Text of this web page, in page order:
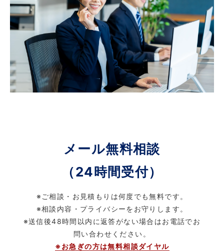
メール無料相談
（24時間受付）
※ご相談・お見積もりは何度でも無料です。
※相談内容・プライバシーをお守りします。
※送信後48時間以内に返答がない場合はお電話でお
問い合わせください。
※お急ぎの方は無料相談ダイヤル